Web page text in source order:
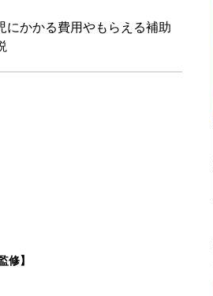
ラッシュガード5選